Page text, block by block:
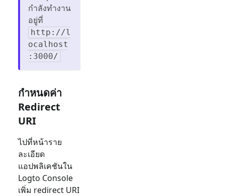
กำลังทำงาน
อยู่ที่
http://l
ocalhost
:3000/
กำหนดค่า
Redirect
URI
ไปที่หน้าราย
ละเอียด
แอปพลิเคชันใน
Logto Console
เพิ่ม redirect URI